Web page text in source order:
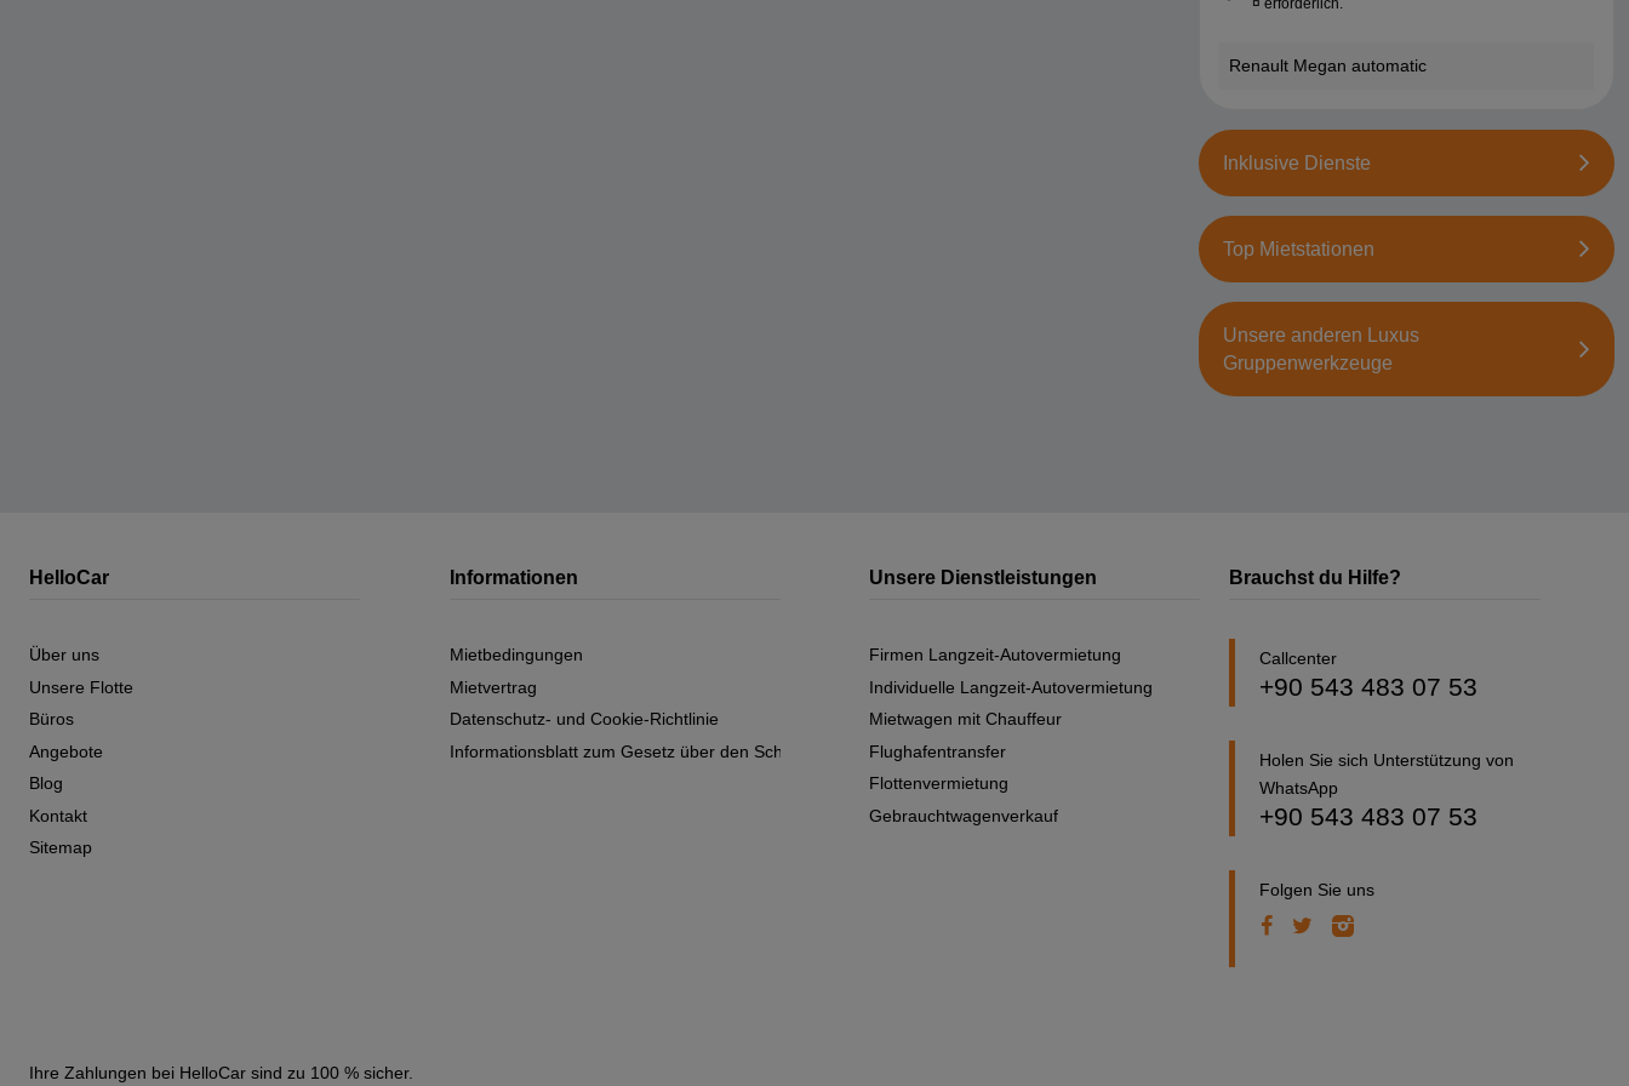
¤ erforderlich.
Renault Megan automatic
Inklusive Dienste
Top Mietstationen
Unsere anderen Luxus
Gruppenwerkzeuge
HelloCar
Über uns
Unsere Flotte
Büros
Angebote
Blog
Kontakt
Sitemap
Informationen
Mietbedingungen
Mietvertrag
Datenschutz- und Cookie-Richtlinie
Informationsblatt zum Gesetz über den Schutz personenbezogener Daten
Unsere Dienstleistungen
Firmen Langzeit-Autovermietung
Individuelle Langzeit-Autovermietung
Mietwagen mit Chauffeur
Flughafentransfer
Flottenvermietung
Gebrauchtwagenverkauf
Brauchst du Hilfe?
Callcenter
+90 543 483 07 53
Holen Sie sich Unterstützung von
WhatsApp
+90 543 483 07 53
Folgen Sie uns
Ihre Zahlungen bei HelloCar sind zu 100 % sicher.